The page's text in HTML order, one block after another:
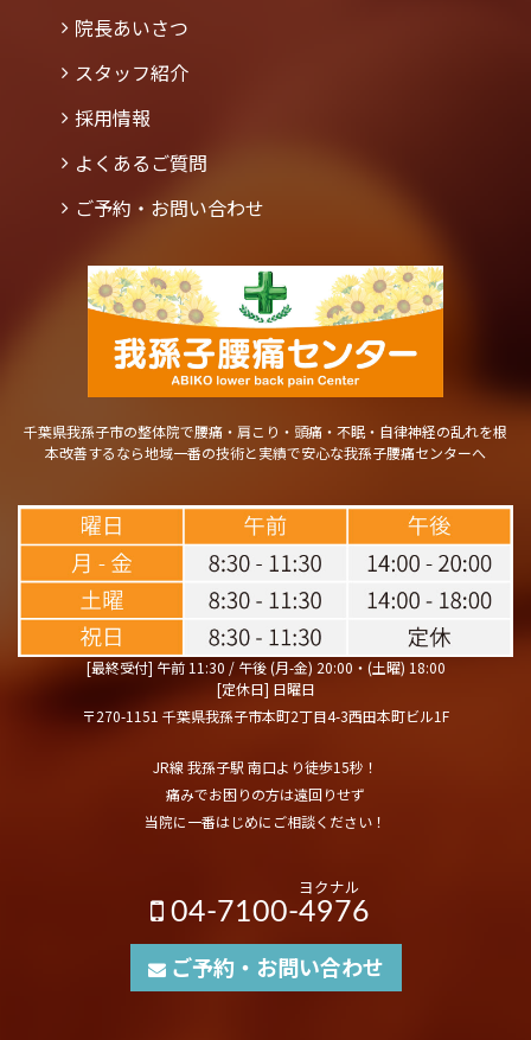
院長あいさつ
スタッフ紹介
採用情報
よくあるご質問
ご予約・お問い合わせ
千葉県我孫子市の整体院で腰痛・肩こり・頭痛・不眠・自律神経の乱れを根
本改善するなら地域一番の技術と実績で安心な我孫子腰痛センターへ
[最終受付] 午前 11:30 / 午後 (月-金) 20:00・(土曜) 18:00
[定休日] 日曜日
〒270-1151 千葉県我孫子市本町2丁目4-3西田本町ビル1F
JR線 我孫子駅 南口より徒歩15秒！
痛みでお困りの方は遠回りせず
当院に一番はじめにご相談ください！
ヨクナル
04-7100-4976
ご予約・お問い合わせ